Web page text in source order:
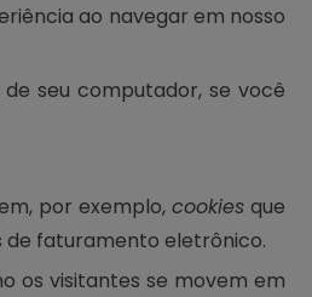
ao navegar em nosso
seu computador, se você
por exemplo,cookies que
de faturamento eletrônico.
os visitantes se movem em